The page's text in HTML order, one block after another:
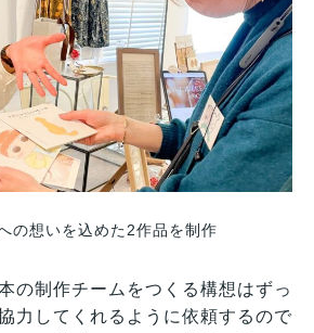
の想いを込めた2作品を制作
の制作チームをつくる構想はずっ
力してくれるように依頼するので